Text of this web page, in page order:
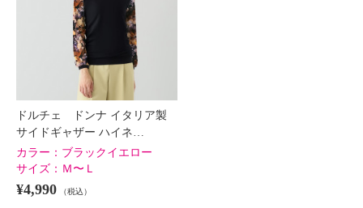
ドルチェ ドンナ イタリア製
サイドギャザー ハイネ…
カラー： ブラックイエロー
サイズ： Ｍ〜Ｌ
¥4,990 （税込）